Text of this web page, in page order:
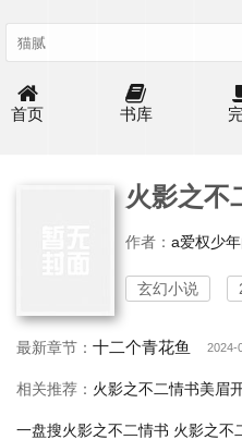
首页 书库
火影之不
作者： a爱权少
玄幻小说
最新章节： 十二个青花鱼 2024-
相关推荐： 火影之不二情书美眉
一盘搜火影之不二情书 火影之不